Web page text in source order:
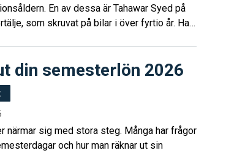
En av dessa är Tahawar Syed på
som skruvat på bilar i över fyrtio år. Han
din semesterlön 2026
närmar sig med stora steg. Många har frågor
och hur man räknar ut sin